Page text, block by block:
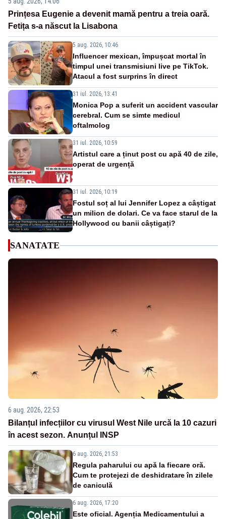
Prințesa Eugenie a devenit mamă pentru a treia oară.
Fetița s-a născut la Lisabona
5 aug. 2026, 10:46
Influencer mexican, împușcat mortal în
timpul unei transmisiuni live pe TikTok.
Atacul a fost surprins în direct
31 iul. 2026, 13:41
Monica Pop a suferit un accident vascular
cerebral. Cum se simte medicul
oftalmolog
31 iul. 2026, 10:59
Artistul care a ținut post cu apă 40 de zile,
operat de urgență
31 iul. 2026, 10:19
Fostul soț al lui Jennifer Lopez a câștigat
un milion de dolari. Ce va face starul de la
Hollywood cu banii câștigați?
SANATATE
6 aug. 2026, 22:53
Bilanțul infecțiilor cu virusul West Nile urcă la 10 cazuri
în acest sezon. Anunțul INSP
6 aug. 2026, 21:53
Regula paharului cu apă la fiecare oră.
Cum te protejezi de deshidratare în zilele
de caniculă
6 aug. 2026, 17:20
Este oficial. Agenția Medicamentului a